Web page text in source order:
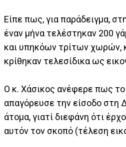
Είπε πως, για παράδειγμα,
έναν μήνα τελέστηκαν 200
και υπηκόων τρίτων χωρών,
κρίθηκαν τελεσίδικα ως
Ο κ. Χάσικος ανέφερε πως
απαγόρευσε την είσοδο στη
άτομα, γιατί διεφάνη ότι
αυτόν τον σκοπό (τέλεση